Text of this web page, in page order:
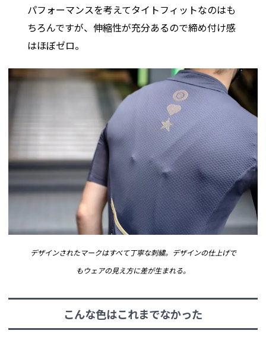
パフォーマンスを考えてタイトフィットなのはも
ちろんですが、伸縮性が充分あるので締め付け感
はほぼゼロ。
デザインされたマークはすべて丁寧な刺繍。デザインの仕上げで
もウェアの見え方に差が生まれる。
こんな色はこれまでなかった